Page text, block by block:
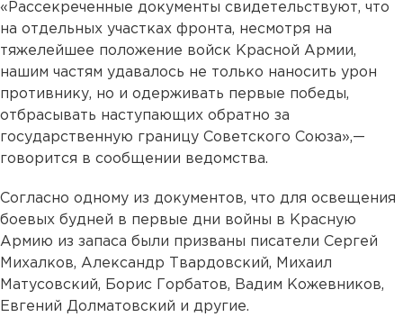
«Рассекреченные документы свидетельствуют, что
на отдельных участках фронта, несмотря на
тяжелейшее положение войск Красной Армии,
нашим частям удавалось не только наносить урон
противнику, но и одерживать первые победы,
отбрасывать наступающих обратно за
государственную границу Советского Союза»,—
говорится в сообщении ведомства.
Согласно одному из документов, что для освещения
боевых будней в первые дни войны в Красную
Армию из запаса были призваны писатели Сергей
Михалков, Александр Твардовский, Михаил
Матусовский, Борис Горбатов, Вадим Кожевников,
Евгений Долматовский и другие.